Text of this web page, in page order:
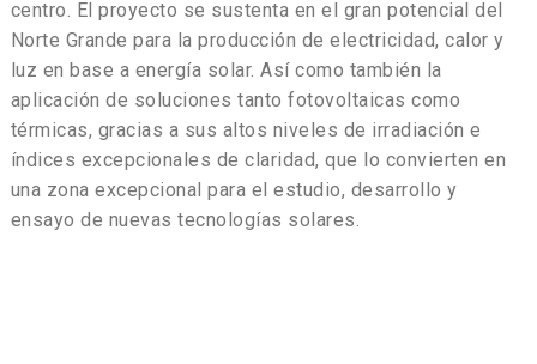
centro. El proyecto se sustenta en el gran potencial del
Norte Grande para la producción de electricidad, calor y
luz en base a energía solar. Así como también la
aplicación de soluciones tanto fotovoltaicas como
térmicas, gracias a sus altos niveles de irradiación e
índices excepcionales de claridad, que lo convierten en
una zona excepcional para el estudio, desarrollo y
ensayo de nuevas tecnologías solares.